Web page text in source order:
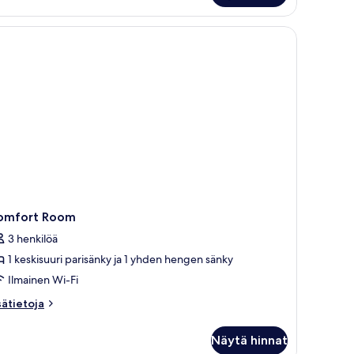
ja pyyheteline.
Room
3 henkilöä
1 keskisuuri parisänky ja 1 yhden hengen sänky
Ilmainen Wi-Fi
Näytä hinnat